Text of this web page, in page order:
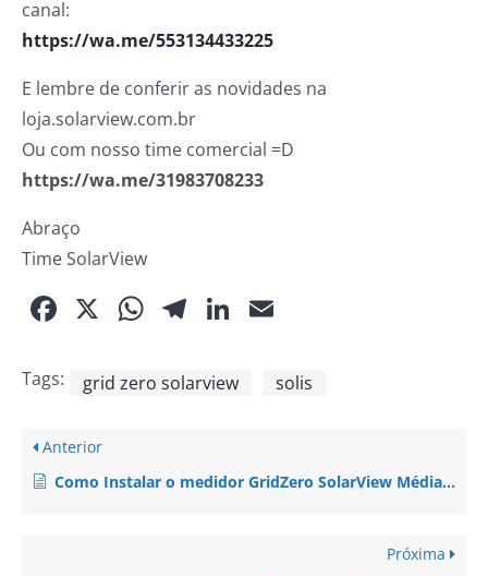
canal:
https://wa.me/553134433225
E lembre de conferir as novidades na
loja.solarview.com.br
Ou com nosso time comercial =D
https://wa.me/31983708233
Abraço
Time SolarView
Facebook
X WhatsApp
Telegram
LinkedIn
Tags: grid zero solarview solis
Anterior
Como Instalar o medidor GridZero SolarView Média Tensão
Próxima